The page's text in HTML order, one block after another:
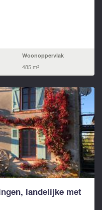
Woonoppervlak
485 m²
landelijke met